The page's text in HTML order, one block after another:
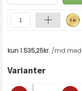
Varianter